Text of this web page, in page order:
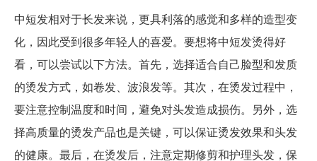
中短发相对于长发来说，更具利落的感觉和多样的造型变
化，因此受到很多年轻人的喜爱。要想将中短发烫得好
看，可以尝试以下方法。首先，选择适合自己脸型和发质
的烫发方式，如卷发、波浪发等。其次，在烫发过程中，
要注意控制温度和时间，避免对头发造成损伤。另外，选
择高质量的烫发产品也是关键，可以保证烫发效果和头发
的健康。最后，在烫发后，注意定期修剪和护理头发，保